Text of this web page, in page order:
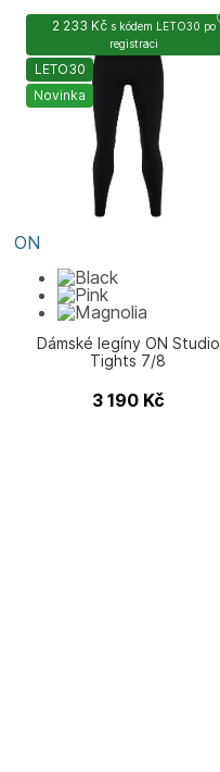
2 233 Kč s kódem LETO30 po
registraci
LETO30
Novinka
ON
Dámské legíny ON Studio
Tights 7/8
3 190 Kč